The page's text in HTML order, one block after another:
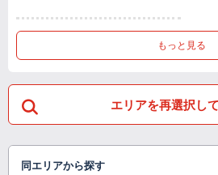
もっと見る
エリアを再選択し
同エリアから探す